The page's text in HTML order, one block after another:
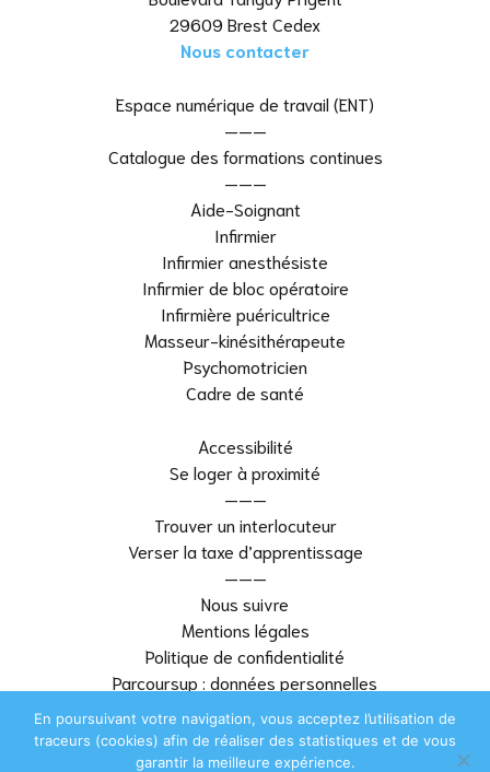
29609 Brest Cedex
Nous contacter
Espace numérique de travail (ENT)
———
Catalogue des formations continues
———
Aide-Soignant
Infirmier
Infirmier anesthésiste
Infirmier de bloc opératoire
Infirmière puéricultrice
Masseur-kinésithérapeute
Psychomotricien
Cadre de santé
Accessibilité
Se loger à proximité
———
Trouver un interlocuteur
Verser la taxe d’apprentissage
———
Nous suivre
Mentions légales
Politique de confidentialité
Parcoursup : données personnelles
———
Plan du site
En poursuivant votre navigation, vous acceptez l’utilisation de
traceurs (cookies) afin de réaliser des statistiques et de vous
garantir la meilleure expérience.